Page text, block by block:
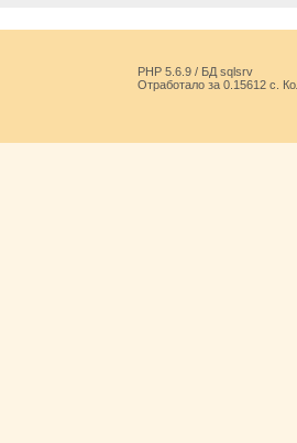
PHP 5.6.9 / БД sqlsrv
Отработало за 0.15612 с.